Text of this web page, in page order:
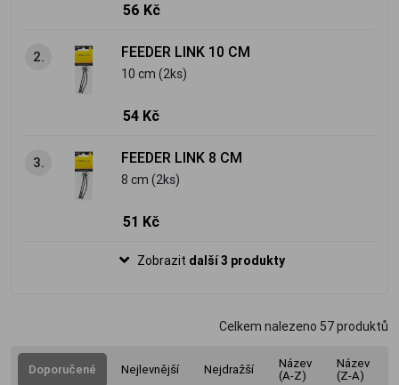
56 Kč
2. FEEDER LINK 10 CM
10 cm (2ks)
54 Kč
3. FEEDER LINK 8 CM
8 cm (2ks)
51 Kč
Zobrazit další 3 produkty
Celkem nalezeno 57produktů
Doporučené Nejlevnější Nejdražší
Název
(A-Z)
Název
(Z-A)